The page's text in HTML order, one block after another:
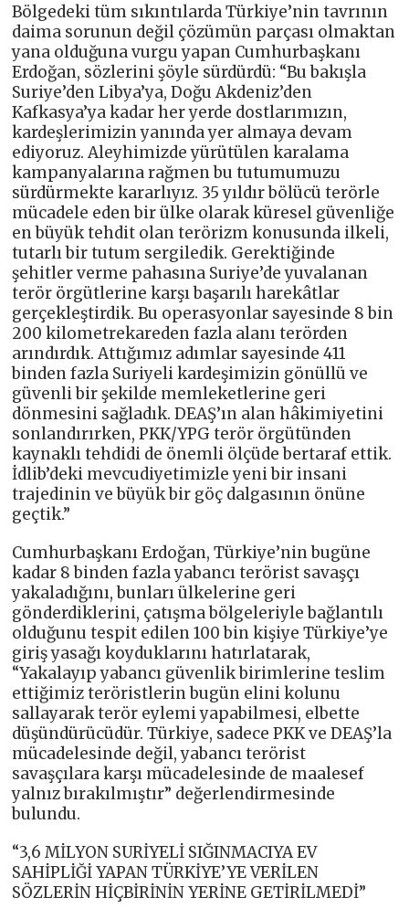
Bölgedeki tüm sıkıntılarda Türkiye’nin tavrının
daima sorunun değil çözümün parçası olmaktan
yana olduğuna vurgu yapan Cumhurbaşkanı
Erdoğan, sözlerini şöyle sürdürdü: “Bu bakışla
Suriye’den Libya’ya, Doğu Akdeniz’den
Kafkasya’ya kadar her yerde dostlarımızın,
kardeşlerimizin yanında yer almaya devam
ediyoruz. Aleyhimizde yürütülen karalama
kampanyalarına rağmen bu tutumumuzu
sürdürmekte kararlıyız. 35 yıldır bölücü terörle
mücadele eden bir ülke olarak küresel güvenliğe
en büyük tehdit olan terörizm konusunda ilkeli,
tutarlı bir tutum sergiledik. Gerektiğinde
şehitler verme pahasına Suriye’de yuvalanan
terör örgütlerine karşı başarılı harekâtlar
gerçekleştirdik. Bu operasyonlar sayesinde 8 bin
200 kilometrekareden fazla alanı terörden
arındırdık. Attığımız adımlar sayesinde 411
binden fazla Suriyeli kardeşimizin gönüllü ve
güvenli bir şekilde memleketlerine geri
dönmesini sağladık. DEAŞ’ın alan hâkimiyetini
sonlandırırken, PKK/YPG terör örgütünden
kaynaklı tehdidi de önemli ölçüde bertaraf ettik.
İdlib’deki mevcudiyetimizle yeni bir insani
trajedinin ve büyük bir göç dalgasının önüne
geçtik.”
Cumhurbaşkanı Erdoğan, Türkiye’nin bugüne
kadar 8 binden fazla yabancı terörist savaşçı
yakaladığını, bunları ülkelerine geri
gönderdiklerini, çatışma bölgeleriyle bağlantılı
olduğunu tespit edilen 100 bin kişiye Türkiye’ye
giriş yasağı koyduklarını hatırlatarak,
“Yakalayıp yabancı güvenlik birimlerine teslim
ettiğimiz teröristlerin bugün elini kolunu
sallayarak terör eylemi yapabilmesi, elbette
düşündürücüdür. Türkiye, sadece PKK ve DEAŞ’la
mücadelesinde değil, yabancı terörist
savaşçılara karşı mücadelesinde de maalesef
yalnız bırakılmıştır” değerlendirmesinde
bulundu.
“3,6 MİLYON SURİYELİ SIĞINMACIYA EV
SAHİPLİĞİ YAPAN TÜRKİYE’YE VERİLEN
SÖZLERİN HİÇBİRİNİN YERİNE GETİRİLMEDİ”